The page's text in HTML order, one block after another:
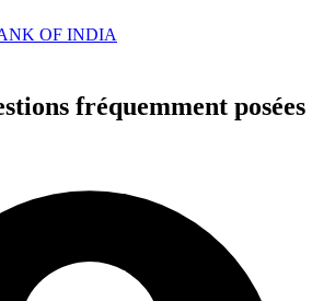
OF INDIA
fréquemment posées